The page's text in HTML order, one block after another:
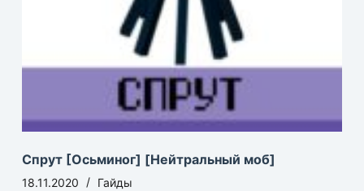
Спрут [Осьминог] [Нейтральный моб]
18.11.2020 Гайды